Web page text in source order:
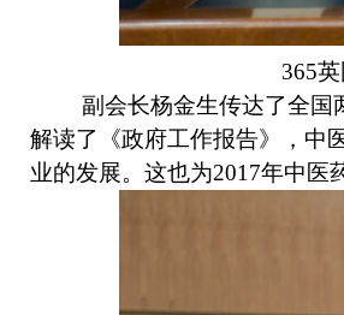
365
副会长杨金生传达了全国
解读了《政府工作报告》，中
业的发展。这也为2017年中医